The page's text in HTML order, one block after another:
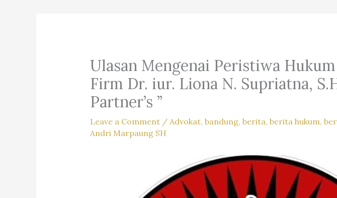
Ulasan Mengenai Peristiwa
Firm Dr. iur. Liona N. Supriatna,
Partner’s ”
Leave a Comment / Advokat, bandung, berita, berita hukum,
Andri Marpaung SH